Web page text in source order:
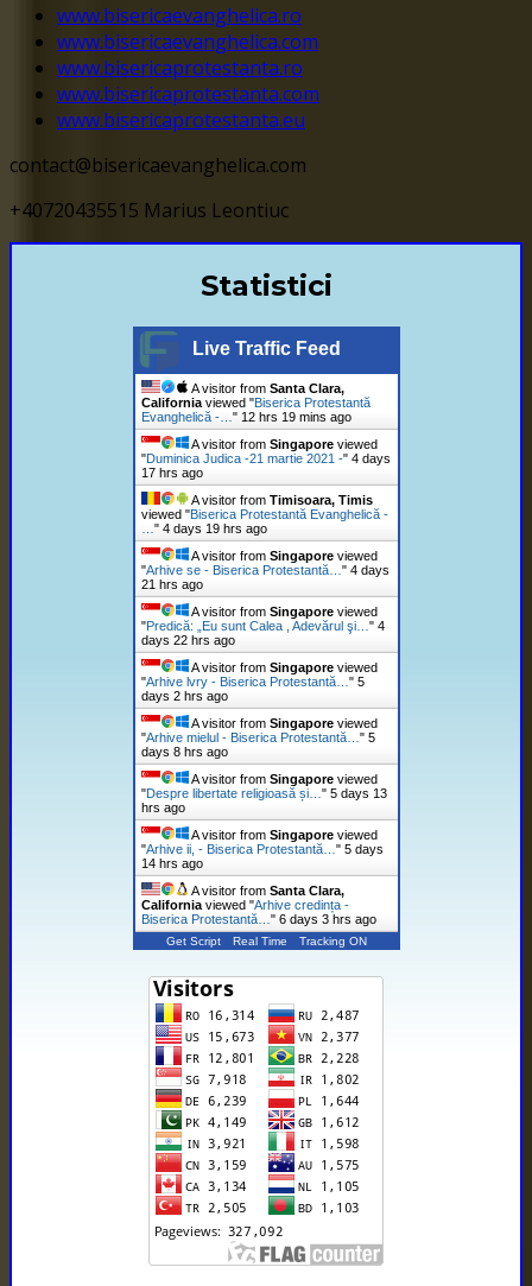
www.bisericaevanghelica.ro
www.bisericaevanghelica.com
www.bisericaprotestanta.ro
www.bisericaprotestanta.com
www.bisericaprotestanta.eu
contact@bisericaevanghelica.com
+40720435515 Marius Leontiuc
Statistici
Live Traffic Feed
A visitor from Santa Clara,
Californiaviewed "Biserica Protestantă
Evanghelică -… " 12 hrs 19 mins ago
A visitor from Singaporeviewed
"Duminica Judica -21 martie 2021 -" 4 days
17 hrs ago
A visitor from Timisoara, Timis
viewed "Biserica Protestantă Evanghelică -
" 4 days 19 hrs ago
A visitor from Singaporeviewed
"Arhive se - Biserica Protestantă… " 4 days
21 hrs ago
A visitor from Singaporeviewed
"Predică: „Eu sunt Calea , Adevărul şi… " 4
days 22 hrs ago
A visitor from Singaporeviewed
"Arhive lvry - Biserica Protestantă… " 5
days 2 hrs ago
A visitor from Singaporeviewed
"Arhive mielul - Biserica Protestantă… " 5
days 8 hrs ago
A visitor from Singaporeviewed
"Despre libertate religioasă și… " 5 days 13
hrs ago
A visitor from Singaporeviewed
"Arhive ii, - Biserica Protestantă… " 5 days
14 hrs ago
A visitor from Santa Clara,
Californiaviewed "Arhive credința -
Biserica Protestantă… " 6 days 3 hrs ago
Get Script Real Time Tracking ON